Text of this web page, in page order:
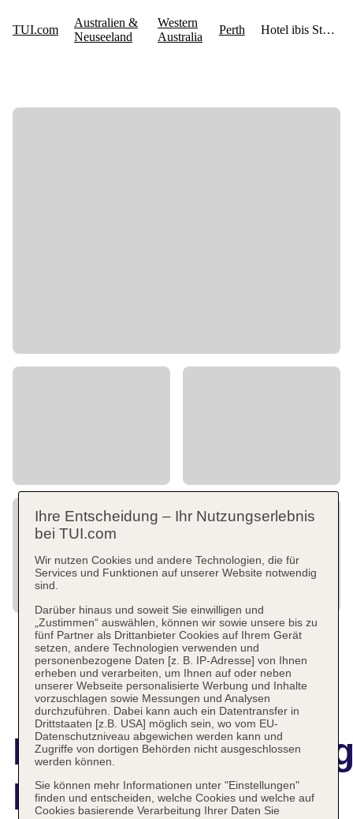
Hotel ibis Styles
Ihre Entscheidung – Ihr Nutzungserlebnis
bei TUI.com
Wir nutzen Cookies und andere Technologien, die für
Services und Funktionen auf unserer Website notwendig
sind.
Darüber hinaus und soweit Sie einwilligen und
„Zustimmen“ auswählen, können wir sowie unsere bis zu
fünf Partner als Drittanbieter Cookies auf Ihrem Gerät
setzen, andere Technologien verwenden und
personenbezogene Daten [z. B. IP-Adresse] von Ihnen
erheben und verarbeiten, um Ihnen auf oder neben
unserer Webseite personalisierte Werbung und Inhalte
vorzuschlagen sowie Messungen und Analysen
durchzuführen. Dabei kann auch ein Datentransfer in
Drittstaaten [z.B. USA] möglich sein, wo vom EU-
Datenschutzniveau abgewichen werden kann und
Zugriffe von dortigen Behörden nicht ausgeschlossen
werden können.
Sie können mehr Informationen unter "Einstellungen"
finden und entscheiden, welche Cookies und welche auf
Cookies basierende Verarbeitung Ihrer Daten Sie